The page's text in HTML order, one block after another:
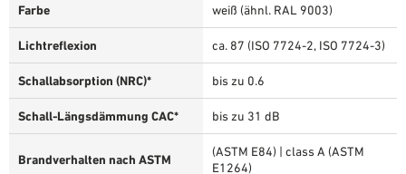
Farbe weiß (ähnl. RAL 9003)
Lichtreflexion ca. 87 (ISO 7724-2, ISO 7724-3)
Schallabsorption (NRC)* bis zu 0.6
Schall-Längsdämmung CAC* bis zu 31 dB
Brandverhalten nach ASTM
(ASTM E84) | class A (ASTM
E1264)